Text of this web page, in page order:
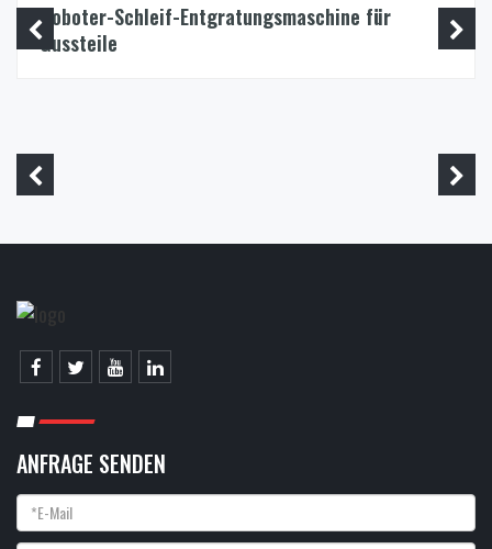
Roboter-Schleif-Entgratungsmaschine für
Gussteile
ANFRAGE SENDEN